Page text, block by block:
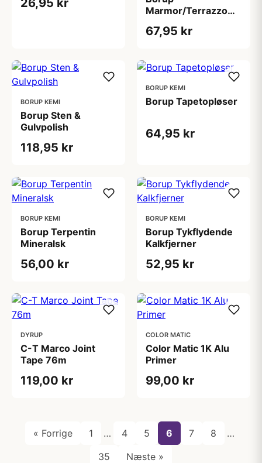
Marmor/Terrazzo
67,95 kr
BORUP KEMI
Borup Sten &
Gulvpolish
118,95 kr
BORUP KEMI
Borup Tapetopløser
64,95 kr
BORUP KEMI
Borup Terpentin
Mineralsk
56,00 kr
BORUP KEMI
Borup Tykflydende
Kalkfjerner
52,95 kr
DYRUP
C-T Marco Joint
Tape 76m
119,00 kr
COLOR MATIC
Color Matic 1K Alu
Primer
99,00 kr
« Forrige 1 … 4 5 6 7 8
…
35
Næste »